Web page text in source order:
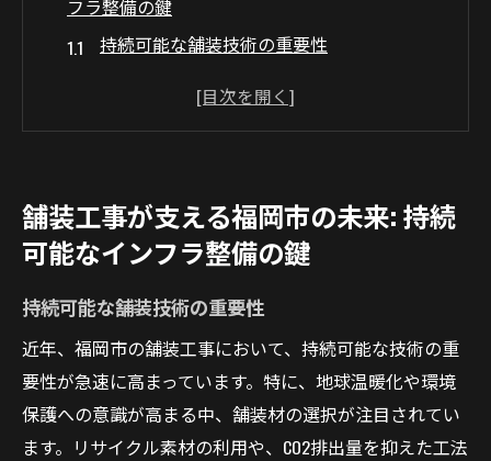
フラ整備の鍵
持続可能な舗装技術の重要性
地域コミュニティの声を反映したインフラ
将来を見据えた計画と実行
地域経済への貢献
最新技術で進化する舗装工事: 福岡市の街づくり
を支える
最新鋭の技術導入がもたらす効率化
イノベーションが変える道路インフラ
スマートシティ実現に向けた取り組み
舗装工事が支える福岡市の未来: 持続
可能なインフラ整備の鍵
持続可能な舗装技術の重要性
近年、福岡市の舗装工事において、持続可能な技術の重
要性が急速に高まっています。特に、地球温暖化や環境
保護への意識が高まる中、舗装材の選択が注目されてい
ます。リサイクル素材の利用や、CO2排出量を抑えた工法